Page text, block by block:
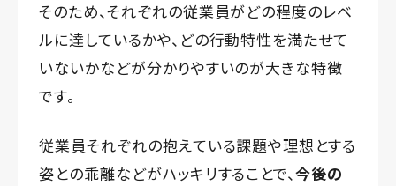
そのため、それぞれの従業員がどの程度のレベ
ルに達しているかや、どの行動特性を満たせて
いないかなどが分かりやすいのが大きな特徴
です。
従業員それぞれの抱えている課題や理想とする
姿との乖離などがハッキリすることで、今後の